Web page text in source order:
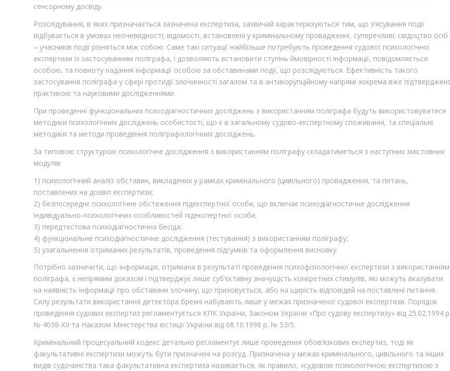
сенсорному досвіду.
Розслідування, в яких призначається зазначена експертиза, зазвичай характеризуються тим, що з’ясування події
відбувається в умовах неочевидності; відомості, встановлені у кримінальному провадженні, суперечливі; свідоцтво осіб
– учасників події різняться між собою. Саме такі ситуації найбільше потребують проведення судової психологічної
експертизи із застосуванням поліграфа, і дозволяють встановити ступінь ймовірності інформації, повідомляється
особою, та повноту надання інформації особою за обставинами події, що розслідуються. Ефективність такого
застосування поліграфа у сфері протидії злочинності загалом та в антикорупційному напрямі зокрема вже
практикою та науковими дослідженнями.
При проведенні функціональних психодіагностичних досліджень з використанням поліграфа будуть використовуватися
методики психологічних досліджень особистості, що є в загальному судово-експертному споживанні, та спеціальні
методики та методи проведення поліграфологічних досліджень.
За типовою структурою психологічне дослідження з використанням поліграфу складатиметься з наступних змістовних
модулів:
1) психологічний аналіз обставин, викладених у рамках кримінального (цивільного) провадження, та питань,
поставлених на дозвіл експертизи;
2) безпосереднє психологічне обстеження підекспертної особи, що включає психодіагностичне дослідження
індивідуально-психологічних особливостей підекспертної особи;
3) передтестова психодіагностична бесіда;
4) функціональне психодіагностичне дослідження (тестування) з використанням поліграфу;
5) узагальнення отриманих результатів, проведення підсумків та оформлення висновку.
Потрібно зазначити, що інформація, отримана в результаті проведення психофізіологічної експертизи з використанням
поліграфа, є непрямим доказом і підтверджує лише суб’єктивну значущість конкретних стимулів, які можуть вказувати
на наявність інформації про обставини злочину, що приховується, або на щирість відповідей на поставлені питання.
Силу результати використання детектора брехні набувають лише у межах призначеної судової експертизи. Порядок
проведення судових експертиз регламентується КПК України, Законом України «Про судову експертизу» від 25.02.1994 р.
№ 4038-XII та Наказом Міністерства юстиції України від 08.10.1998 р. № 53/5.
Кримінальний процесуальний кодекс детально регламентує лише проведення обов’язкових експертиз, тоді як
факультативні експертизи можуть бути призначені на розсуд. Призначена у межах кримінального, цивільного та інших
видів судочинства така факультативна експертиза називається, як правило, «судовою психологічною експертизою з